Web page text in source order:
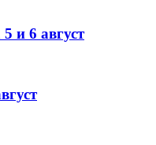
и 6 август